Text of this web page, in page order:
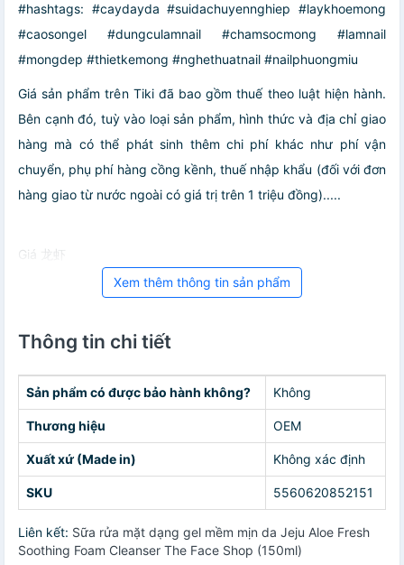
#hashtags: #caydayda #suidachuyennghiep #laykhoemong
#caosongel #dungculamnail #chamsocmong #lamnail
#mongdep #thietkemong #nghethuatnail #nailphuongmiu
Giá sản phẩm trên Tiki đã bao gồm thuế theo luật hiện hành.
Bên cạnh đó, tuỳ vào loại sản phẩm, hình thức và địa chỉ giao
hàng mà có thể phát sinh thêm chi phí khác như phí vận
chuyển, phụ phí hàng cồng kềnh, thuế nhập khẩu (đối với đơn
hàng giao từ nước ngoài có giá trị trên 1 triệu đồng).....
Giá 龙虾
Xem thêm thông tin sản phẩm
Thông tin chi tiết
Sản phẩm có được bảo hành không? Không
Thương hiệu OEM
Xuất xứ (Made in) Không xác định
SKU 5560620852151
Liên kết: Sữa rửa mặt dạng gel mềm mịn da Jeju Aloe Fresh
Soothing Foam Cleanser The Face Shop (150ml)